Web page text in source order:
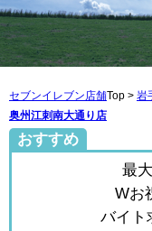
セブンイレブン店舗Top > 岩
奥州江刺南大通り店
おすすめ
最
Wお
バイト